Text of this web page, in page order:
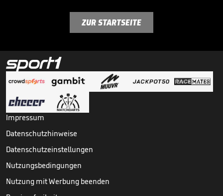
ZUR STARTSEITE
Impressum
Datenschutzhinweise
Datenschutzeinstellungen
Nutzungsbedingungen
Nutzung mit Werbung beenden